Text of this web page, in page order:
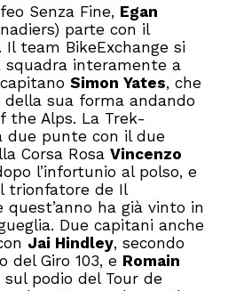
Senza Fine, Egan
parte con il
Il team BikeExchange si
squadra interamente a
Simon Yates, che
sua forma andando
the Alps. La Trek-
due punte con il due
Corsa RosaVincenzo
l’infortunio al polso, e
trionfatore de Il
quest’anno ha già vinto in
Due capitani anche
Jai Hindley, secondo
del Giro 103, e Romain
podio del Tour de